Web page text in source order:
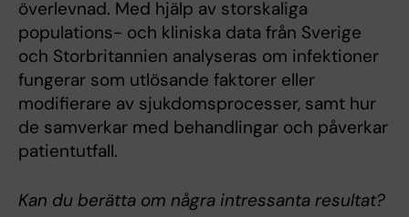
överlevnad. Med hjälp av storskaliga
populations- och kliniska data från Sverige
och Storbritannien analyseras om infektioner
fungerar som utlösande faktorer eller
modifierare av sjukdomsprocesser, samt hur
de samverkar med behandlingar och påverkar
patientutfall.
Kan du berätta om några intressanta resultat?